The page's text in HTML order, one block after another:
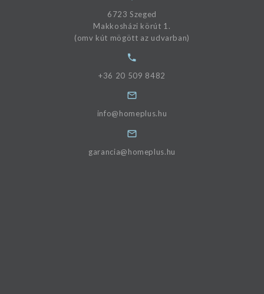
6723 Szeged
Makkosházi körút 1.
(omv kút mögött az udvarban)
+36 20 509 8482
info@homeplus.hu
garancia@homeplus.hu